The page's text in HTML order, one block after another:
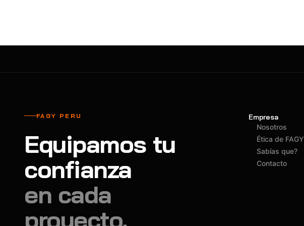
Balanza digital colgante
Balanza digital de bolsillo
Balanza digital para cocina
Balanza digital para maleta
Balanza mecánica para cocina
Clute
Confección Nacional
Contec
Coverguard
FAGY PERU
Equipamos tu
confianza
en cada
proyecto.
Empresa
Nosotros
Ética de FAGY
Sabías que?
Contacto